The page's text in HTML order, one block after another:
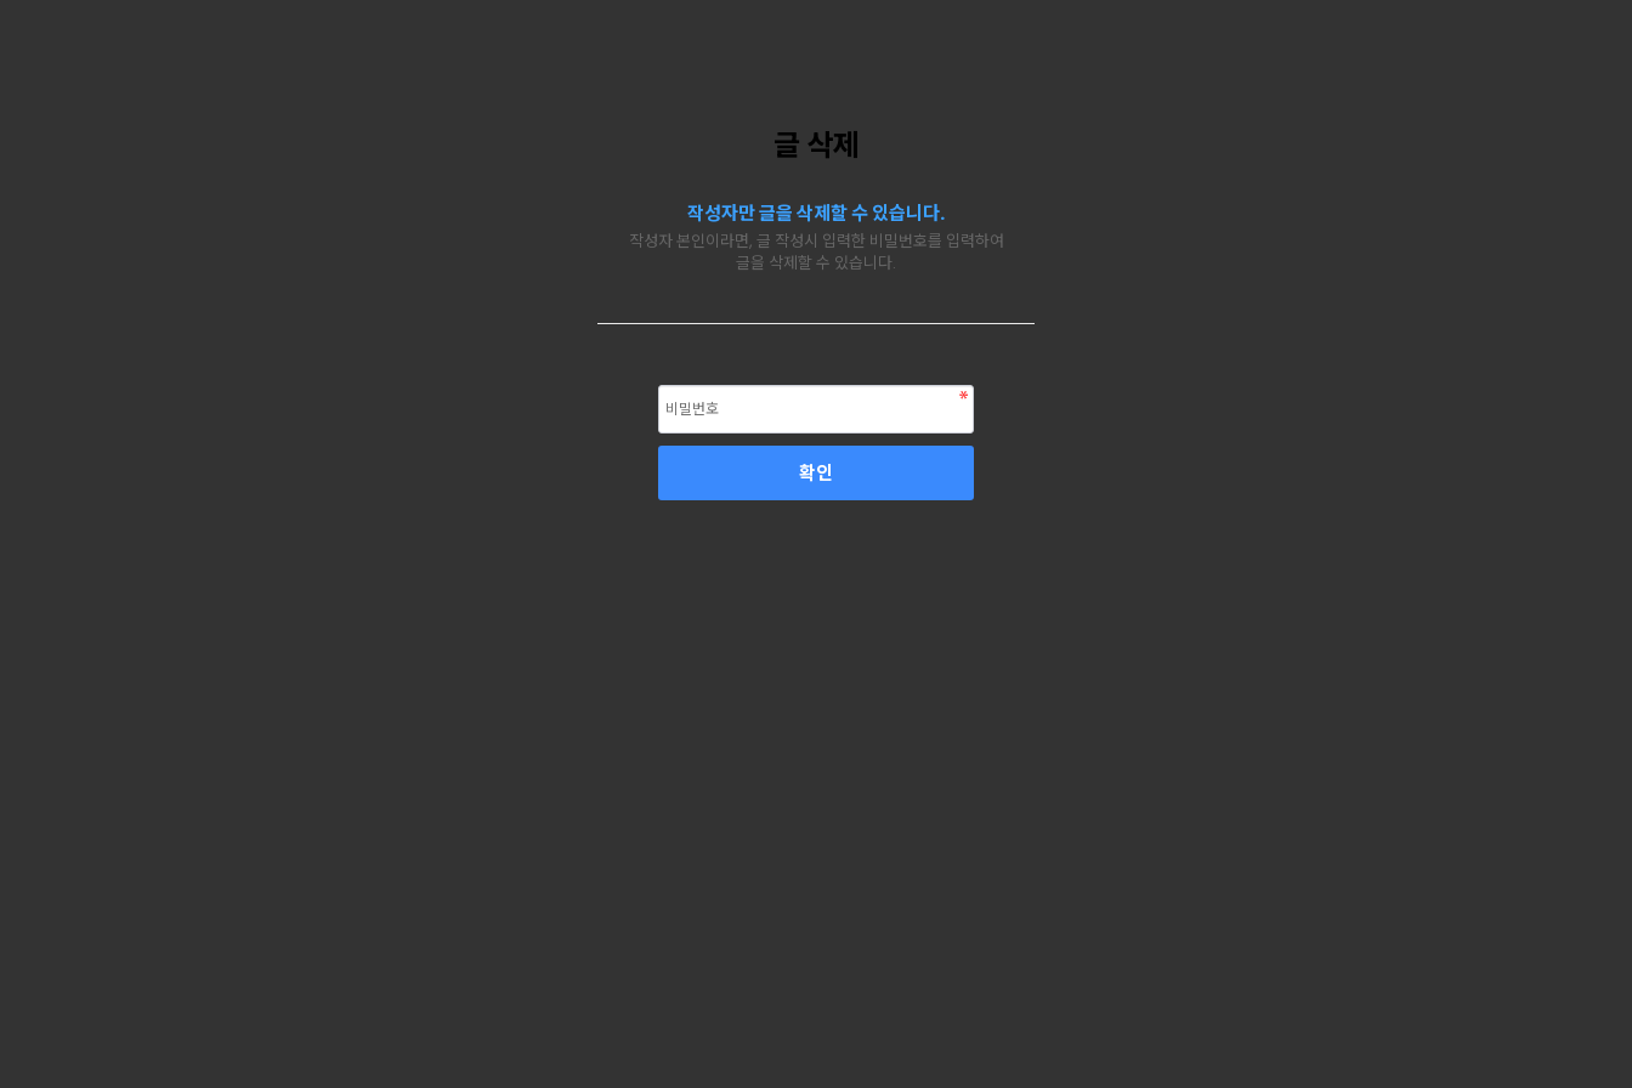
글 삭제
작성자만 글을 삭제할 수 있습니다.
작성자 본인이라면, 글 작성시 입력한 비밀번호를 입력하여
글을 삭제할 수 있습니다.